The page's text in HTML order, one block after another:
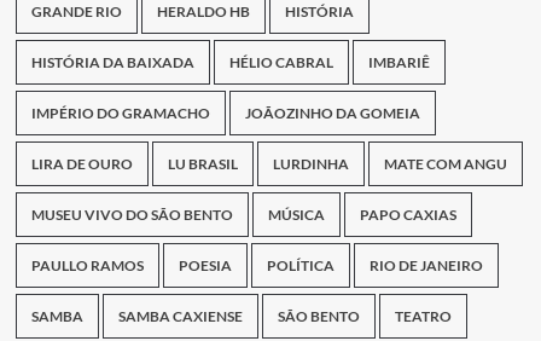
GRANDE RIO HERALDO HB HISTÓRIA
HISTÓRIA DA BAIXADA HÉLIO CABRAL IMBARIÊ
IMPÉRIO DO GRAMACHO JOÃOZINHO DA GOMEIA
LIRA DE OURO LU BRASIL LURDINHA MATE COM ANGU
MUSEU VIVO DO SÃO BENTO MÚSICA PAPO CAXIAS
PAULLO RAMOS POESIA POLÍTICA RIO DE JANEIRO
SAMBA SAMBA CAXIENSE SÃO BENTO TEATRO